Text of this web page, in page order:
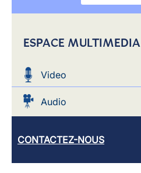
ESPACE MULTIMEDIA
Video
Audio
CONTACTEZ-NOUS